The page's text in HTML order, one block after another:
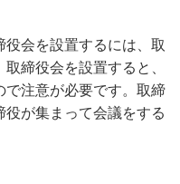
会を設置するには、取
締役会を設置すると、
で注意が必要です。取締
が集まって会議をする